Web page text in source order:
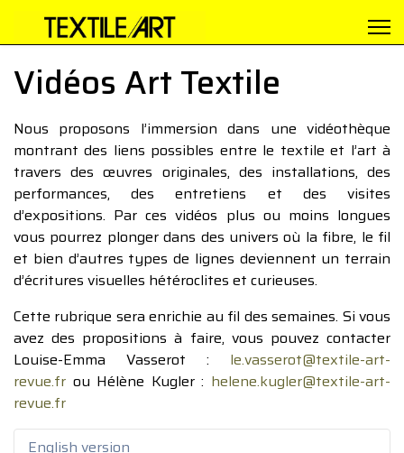
Vidéos Art Textile
Nous proposons l’immersion dans une vidéothèque
montrant des liens possibles entre le textile et l’art à
travers des œuvres originales, des installations, des
performances, des entretiens et des visites
d’expositions. Par ces vidéos plus ou moins longues
vous pourrez plonger dans des univers où la fibre, le fil
et bien d’autres types de lignes deviennent un terrain
d’écritures visuelles hétéroclites et curieuses.
Cette rubrique sera enrichie au fil des semaines. Si vous
avez des propositions à faire, vous pouvez contacter
Louise-Emma Vasserot : le.vasserot@textile-art-
revue.fr ou Hélène Kugler : helene.kugler@textile-art-
revue.fr
English version